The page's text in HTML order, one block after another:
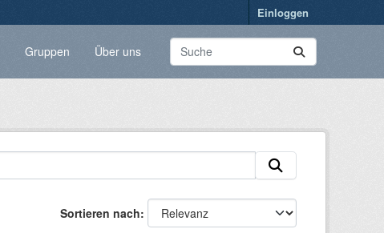
Einloggen
Gruppen Über uns
Sortieren nach